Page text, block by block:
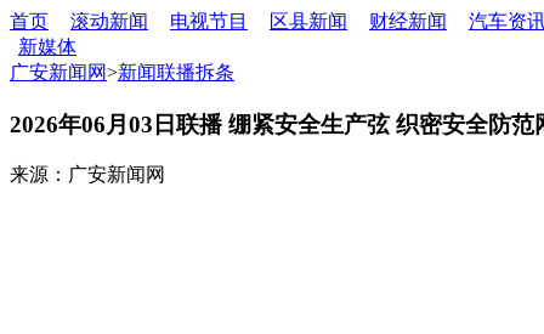
首页 滚动新闻 电视节目 区县新闻 财经新闻
汽车资
新媒体
广安新闻网>新闻联播拆条
2026年06月03日联播 绷紧安全生产弦 织密安全防范
来源：广安新闻网